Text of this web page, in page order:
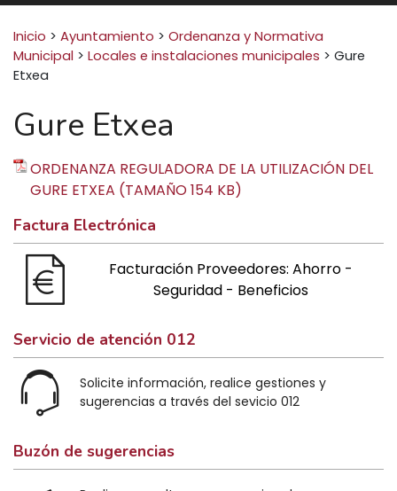
Buscar:
Inicio > Ayuntamiento > Ordenanza y Normativa
Municipal > Locales e instalaciones municipales > Gure
Etxea
Gure Etxea
ORDENANZA REGULADORA DE LA UTILIZACIÓN DEL
GURE ETXEA (TAMAÑO 154 KB)
Factura Electrónica
Facturación Proveedores: Ahorro -
Seguridad - Beneficios
Servicio de atención 012
Solicite información, realice gestiones y
sugerencias a través del sevicio 012
Buzón de sugerencias